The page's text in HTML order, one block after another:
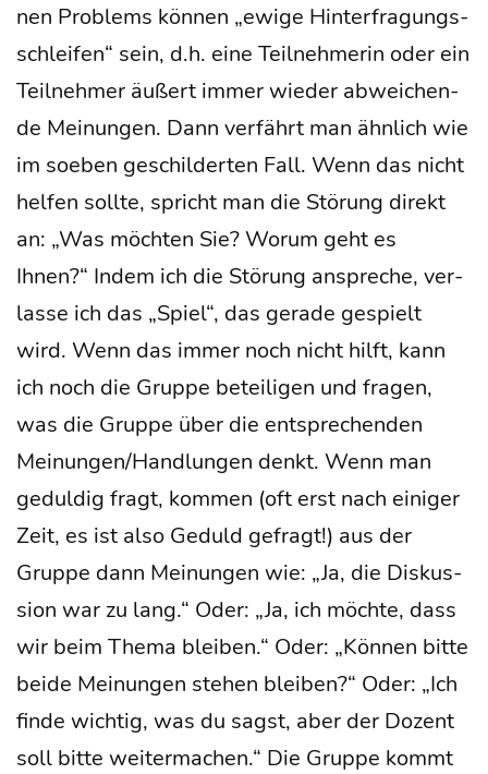
nen Pro­blems kön­nen „ewi­ge Hin­ter­fra­gungs­
schlei­fen“ sein, d.h. eine Teil­neh­me­rin oder ein
Teil­neh­mer äußert immer wie­der abwei­chen­
de Mei­nun­gen. Dann ver­fährt man ähn­lich wie
im soeben geschil­der­ten Fall. Wenn das nicht
hel­fen soll­te, spricht man die Stö­rung direkt
an: „Was möch­ten Sie? Wor­um geht es
Ihnen?“ Indem ich die Stö­rung anspre­che, ver­
las­se ich das „Spiel“, das gera­de gespielt
wird. Wenn das immer noch nicht hilft, kann
ich noch die Grup­pe betei­li­gen und fra­gen,
was die Grup­pe über die ent­spre­chen­den
Meinungen/Handlungen denkt. Wenn man
gedul­dig fragt, kom­men (oft erst nach eini­ger
Zeit, es ist also Geduld gefragt!) aus der
Grup­pe dann Mei­nun­gen wie: „Ja, die Dis­kus­
si­on war zu lang.“ Oder: „Ja, ich möch­te, dass
wir beim The­ma blei­ben.“ Oder: „Kön­nen bit­te
bei­de Mei­nun­gen ste­hen blei­ben?“ Oder: „Ich
fin­de wich­tig, was du sagst, aber der Dozent
soll bit­te wei­ter­ma­chen.“ Die Grup­pe kommt